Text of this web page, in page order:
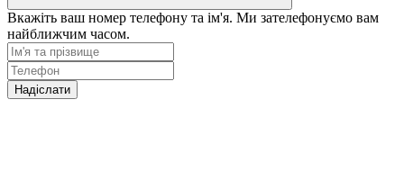
Вкажіть ваш номер телефону та ім'я. Ми зателефонуємо вам
найближчим часом.
Надіслати